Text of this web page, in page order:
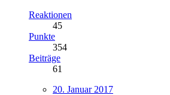
Reaktionen
45
Punkte
354
Beiträge
61
20. Januar 2017